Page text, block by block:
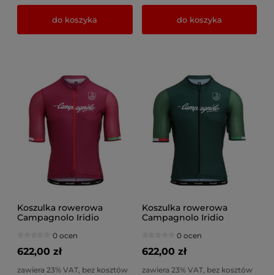
do koszyka do koszyka
Koszulka rowerowa
Campagnolo Iridio
0 ocen
622,00 zł
zawiera 23% VAT, bez kosztów
Koszulka rowerowa
Campagnolo Iridio
0 ocen
622,00 zł
zawiera 23% VAT, bez kosztów